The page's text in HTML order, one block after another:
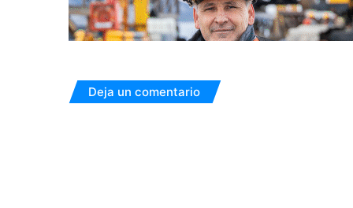
Deja un comentario